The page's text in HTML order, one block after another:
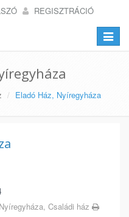
REGISZTRÁCIÓ
Toggle
Eladó Ház, Nyíregyháza
Családi ház